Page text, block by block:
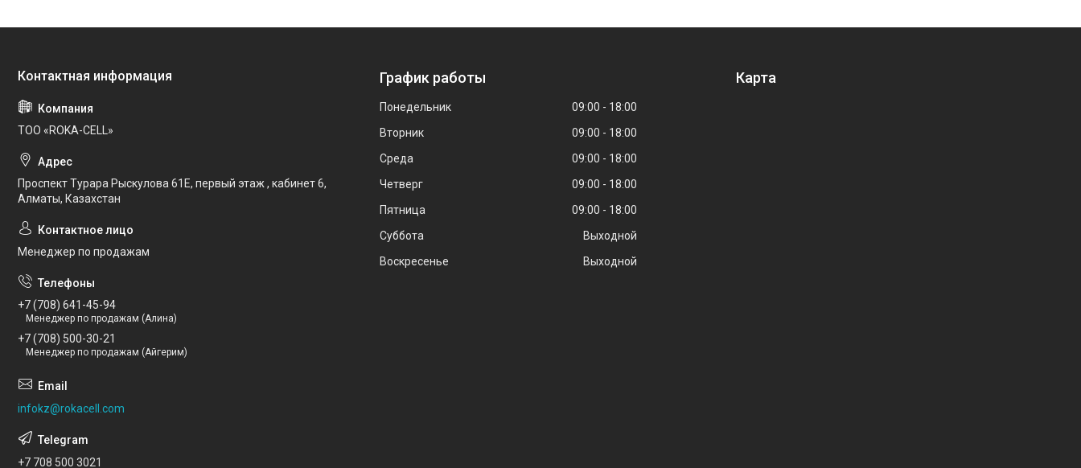
ТОО «ROKA-CELL»
Проспект Турара Рыскулова 61Е, первый этаж , кабинет 6,
Алматы, Казахстан
Менеджер по продажам
+7 (708) 641-45-94
Менеджер по продажам (Алина)
+7 (708) 500-30-21
Менеджер по продажам (Айгерим)
infokz@rokacell.com
+7 708 500 3021
График работы
Понедельник 09:00
18:00
Вторник
09:00
18:00
Среда
09:00
18:00
Четверг
09:00
18:00
Пятница
09:00
18:00
Суббота
Выходной
Воскресенье
Выходной
Карта